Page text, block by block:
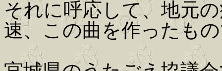
それに呼応して、地元
速、この曲を作ったも